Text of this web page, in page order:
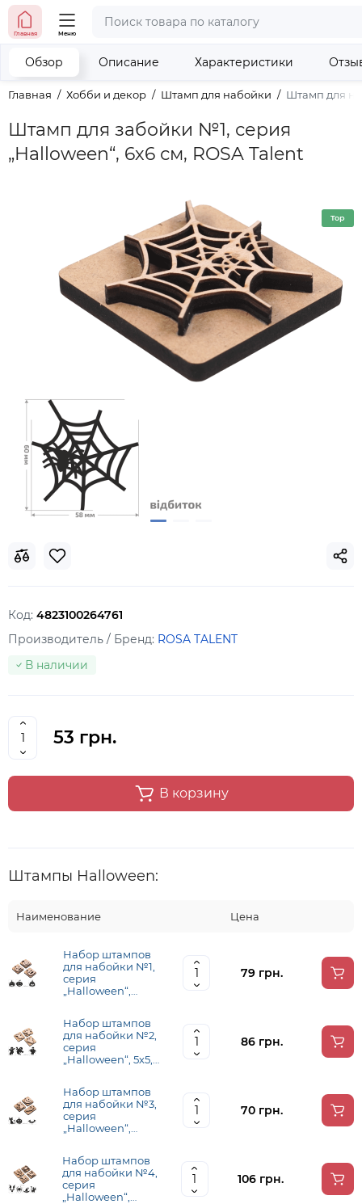
тел. (098) 673-42-06
наши контакты
Главная Меню
Главная Хобби и декор Штамп для набойки Штамп для
Штамп для забойки №1, серия
„Halloween“, 6х6 см, ROSA Talent
Обзор Описание Характеристики
Top
Код: 4823100264761
Производитель / Бренд: ROSA TALENT
В наличии
53 грн.
В корзину
Штампы Halloween:
Наименование Цена
Набор штампов
для набойки №1,
серия
„Halloween“,
79 грн.
Набор штампов
для набойки №2,
серия
„Halloween“, 5х5,3
86 грн.
Набор штампов
для набойки №3,
серия
„Halloween“,
70 грн.
Набор штампов
для набойки №4,
серия
„Halloween“,
106 грн.